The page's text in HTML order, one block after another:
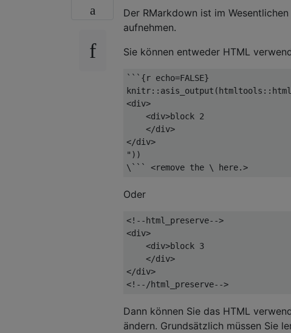
Der RMarkdown ist im
aufnehmen.
Sie können entweder HTML
``` {r echo=FALSE}
knitr:: asis_output ( htmltools ::
<div>
    <div>block 2
    </div>
</div>
" ))
\ ``` <remove the \ here.>
Oder
<!-- html_preserve-->
<div>
<div>block 3
</div>
</div>
<!--/html_preserve-->
Dann können Sie das HTML
ändern. Grundsätzlich müssen Sie